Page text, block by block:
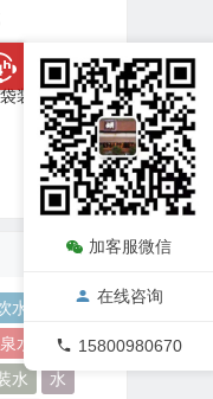
装水介绍、
12/24
水机
水
水
水
加客服微信
在线咨询
15800980670